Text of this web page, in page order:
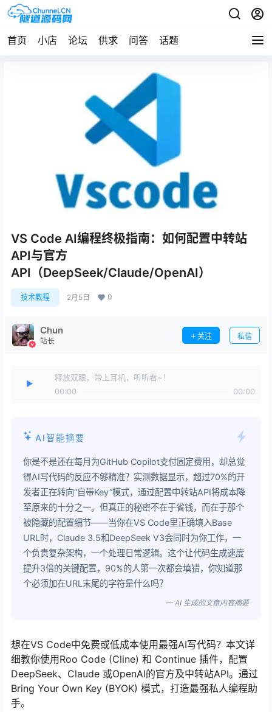
首页 小店 论坛 供求 问答 话题
VS Code AI编程终极指南：如何配置中转站
API与官方
API（DeepSeek/Claude/OpenAI）
技术教程 2月5日 0
Chun
站长
关注 私信
释放双眼，带上耳机，听听看~！
00:00
00:00
AI智能摘要
你是不是还在每月为GitHub Copilot支付固定费用，却总觉
得AI写代码的反应不够精准？实测数据显示，超过70%的开
发者正在转向“自带Key”模式，通过配置中转站API将成本降
至原来的十分之一。但真正的秘密不在于省钱，而在于那个
被隐藏的配置细节——当你在VS Code里正确填入Base
URL时，Claude 3.5和DeepSeek V3会同时为你工作，一
个负责复杂架构，一个处理日常逻辑。这个让代码生成速度
提升3倍的关键配置，90%的人第一次都会填错，你知道那
个必须加在URL末尾的字符是什么吗？
— AI 生成的文章内容摘要
想在VS Code中免费或低成本使用最强AI写代码？本文详
细教你使用Roo Code (Cline) 和 Continue 插件，配置
DeepSeek、Claude 或OpenAI的官方及中转站API。通过
Bring Your Own Key (BYOK) 模式，打造最强私人编程助
手。